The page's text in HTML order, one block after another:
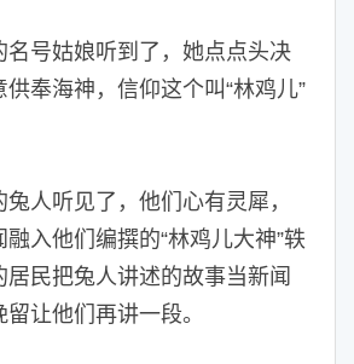
号姑娘听到了，她点点头决
奉海神，信仰这个叫“林鸡儿”
听见了，他们心有灵犀，
入他们编撰的“林鸡儿大神”轶
民把兔人讲述的故事当新闻
让他们再讲一段。